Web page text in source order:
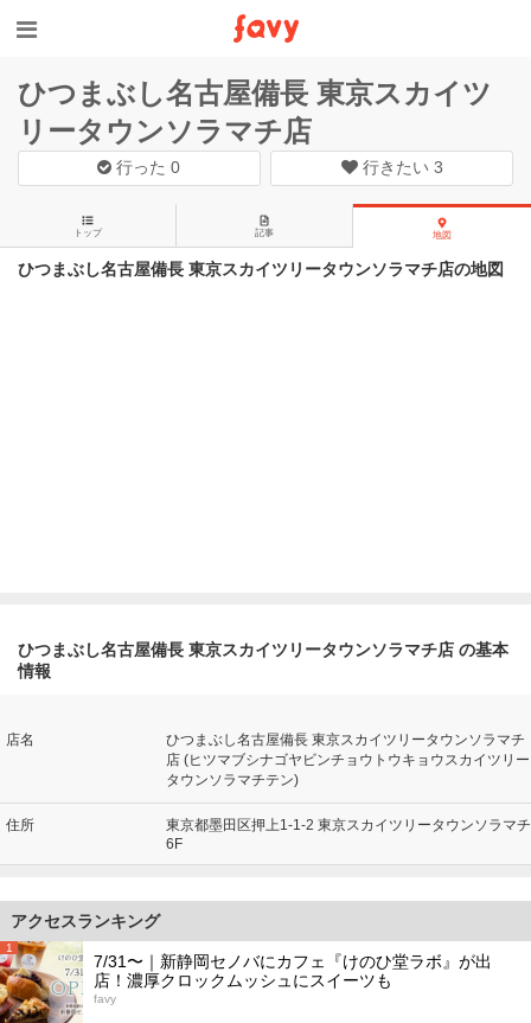
ひつまぶし名古屋備長 東京スカイツ
リータウンソラマチ店
行った0 行きたい 3
トップ 記事 地図
ひつまぶし名古屋備長 東京スカイツリータウンソラマチ店の地図
ひつまぶし名古屋備長 東京スカイツリータウンソラマチ店 の基本
情報
店名
ひつまぶし名古屋備長 東京スカイツリータウンソラマチ
店 (ヒツマブシナゴヤビンチョウトウキョウスカイツリー
タウンソラマチテン)
住所
東京都墨田区押上1-1-2 東京スカイツリータウンソラマチ
6F
アクセスランキング
1
7/31〜｜新静岡セノバにカフェ『けのひ堂ラボ』が出
店！濃厚クロックムッシュにスイーツも
favy